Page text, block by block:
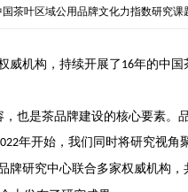
茶叶区域公用品牌文化力指数研究课
威机构，持续开展了 16年的中国
，也是茶品牌建设的核心要素。
年开始，我们同时将研究视角
牌研究中心联合多家权威机构，